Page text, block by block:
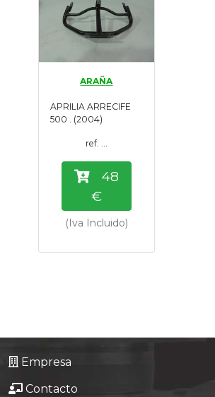
Motores
Nuevos
Motores
Tasaciones
Formulario
Empresa
Contacto
ARAÑA
APRILIA ARRECIFE
500 . (2004)
ref: ...
48
€
(Iva Incluido)
Empresa
Contacto